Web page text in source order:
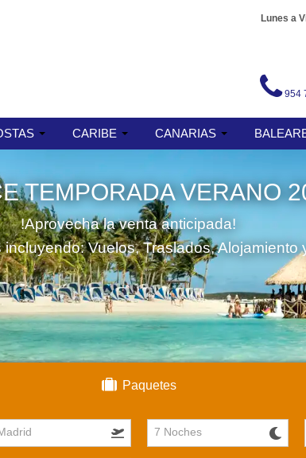
Lunes a
954
CARIBE CANARIAS
TEMPORADA VERANO
!Aprovecha la venta anticipada!
Vuelos, Traslados, Alojamiento
Paquetes
7 Noches